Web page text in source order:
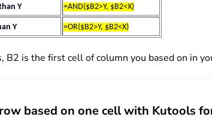
Y =AND($B2>Y, $B2<X)
Y =OR($B2>Y, $B2<X)
B2 is the first cell of column you based on in
based on one cell with Kutools